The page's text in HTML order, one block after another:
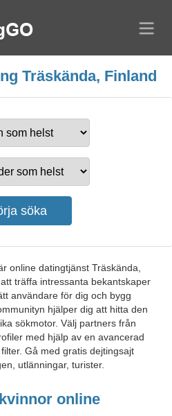
Träskända, Finland
online datingtjänst Träskända,
träffa intressanta bekantskaper
användare för dig och bygg
hjälper dig att hitta den
sökmotor. Välj partners från
med hjälp av en avancerad
Gå med gratis dejtingsajt
utlänningar, turister.
online